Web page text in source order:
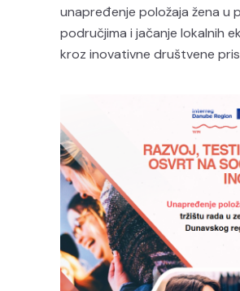
unapređenje položaja žena u
područjima i jačanje lokalnih
kroz inovativne društvene